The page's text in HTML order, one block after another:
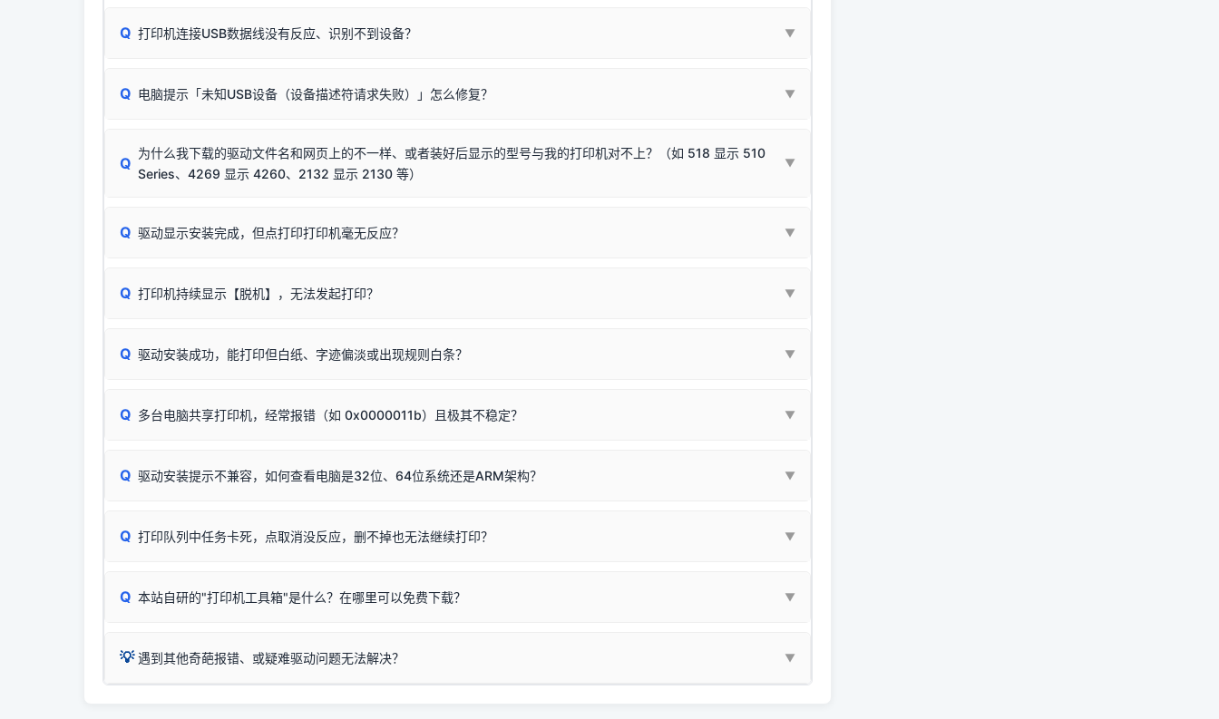
✔ 可以使用了 ：代表与您当前电脑系统相兼容的驱动已安装成功。
结论：只要窗口里出现了任意一个绿色对勾，直接关闭窗口去打印测试即可。
🛡️ 本站驱动均经过严格签名。但由于微软系统安全限制，
部分新版 Windows 系统（如 Win10/Win11 最新版）已
该报错是因为老款打印机官方使用的是旧版签名，新版 Win10/Win11 系统不再默认兼容，而非文件安全性问题。
（提醒：此方式仅在安装老款驱动时临时开启，日常正常使用无需长期关闭系统安全校验。）
Q 打印机连接USB数据线没有反应、识别不到设备？ ▼
首先确认打印机电源已开启，USB数据线两端已完全插紧；
排除线材松动后，可尝试更换一条USB数据线，或在设备管理器中点击【扫描检测硬件改动】刷新硬件列表。
Q 电脑提示「未知USB设备（设备描述符请求失败）」怎么修复？ ▼
将USB数据线两端全部拔下，重新插紧；
台式电脑请务必插在机箱后置USB插口，切勿使用前置插口或外接拓展坞；
尝试更换一条带双磁环屏蔽的优质打印线，劣质或老化的线材是此问题的高发诱因。
Q
为什么我下载的驱动文件名和网页上的不一样、或者装好后显示的型号与我的打印机对不上？（如 518 显示 510
Series、4269 显示 4260、2132 显示 2130 等）
▼
这是打印机行业普遍采用的**官方命名规则**。因为品牌商在生产时，会将**外观和配置稍有不同，但内部核心芯片和打
为了提高开发和维护效率，官方只会为该系列发布**一套通用的驱动程序**。命名时，通常会采用这个系列中的**基础款
📌 行业常见典型例子（它们共用同一个官方驱动包）：
：HP Smart Tank 511、515、516、518等属于同系列，官方驱动名称通常显示为
：Epson L4266、L4268、L4269等属于同系列，官方驱动名称通常显示为
：Canon G3820、G3821、G3860等属于同系列，官方驱动名称通常显示为
Q 驱动显示安装完成，但点打印打印机毫无反应？ ▼
观察打印机指示灯： 🟢 绿灯常亮 通常代表机器处于正常待机状态；
进行简易复印测试（限一体机）：掀开扫描仪盖板，原稿朝下放置在玻璃面板上，按下带有复印标识
❌ 复印无反应/打印白纸 = 打印机本身存在硬件故障。重装驱动无法解决，建议联系售后或商家。
Q 打印机持续显示【脱机】，无法发起打印？ ▼
进入系统打印队列，点击顶部「打印机」菜单，检查并取消勾选「脱机使用打印机」
完整图文修复指导：打印机显示脱机一键修复教程
Q 驱动安装成功，能打印但白纸、字迹偏淡或出现规则白条？ ▼
机身自检或复印同样不正常：激光机可能碳粉耗尽、硒鼓寿命终结；喷墨打印机可能墨盒干涸、喷头堵塞。
Q 多台电脑共享打印机，经常报错（如 0x0000011b）且极其不稳定？ ▼
✅ 建议首先自查：打印机本身是否支持WiFi/无线或有线网络打印？（此连接模式最稳定）
检查操作面板上是否有类似无线/WiFi的图标或按键；
若打印机本身带有网口/WiFi，请直接将其配置为网络打印模式。如果没有，再采用USB局域网共享方案。
（备选方案）通过"网络打印共享器"硬件可直接将传统USB打印机升级为独立网络打
Q 驱动安装提示不兼容，如何查看电脑是32位、64位系统还是ARM架构？ ▼
系统位数与架构类型。
观、快速地查看到当前的操作系统版本以及系统架构。
⚠️ ARM架构笔记本提醒：若您的电脑是搭载骁龙处理器的超薄本、Surface Pro X等 Windows ARM 系统设备，普通的
X86/X64 驱动将无法兼容，必须联系官方寻求专门的 ARM 专用驱动。普通电脑用户请忽略本条。
Q 打印队列中任务卡死，点取消没反应，删不掉也无法继续打印？ ▼
进入左侧「安装维护」
在系统工具模块下，点击【清空打印任务】按钮，软件将自动安全停止后台服务、彻底
Q 本站自研的"打印机工具箱"是什么？在哪里可以免费下载？ ▼
一键重启打印服务，清除各种顽固卡死、无法删除的打印队列；
智能扫描并查看打印机当前的真实硬件端口；
💡 遇到其他奇葩报错、或疑难驱动问题无法解决？ ▼